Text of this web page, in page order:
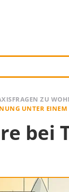
ZU
UNTER EINEM
bei